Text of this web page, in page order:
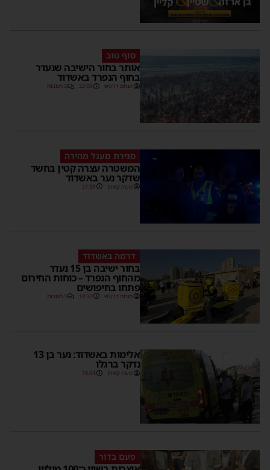
סוף טוב
אותר בחור הישיבה שנעדר
בחוף הנפרד באשדוד
מנחם דויטש 22:08 3 תגובות
סגירת מעגל מהירה
המשטרה עצרה קטין בחשד
שדקר נער באשדוד
משה קאהן 21:59
דרמה באשדוד
בחור ישיבה בן 15 נעדר
מהחוף הנפרד – כוחות החירום
פתחו בחיפושים
מנחם דויטש 18:32 1 תגובות
אלימות באשדוד: נער בן 13
נדקר ברגלו
משה קאהן 18:04
פעם בדור